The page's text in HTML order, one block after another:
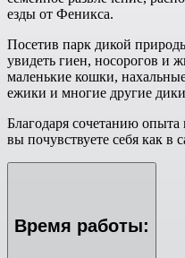
езды от Феникса.
Посетив парк дикой
увидеть гиен, носорогов и
маленькие кошки,
ежики и многие другие
Благодаря сочетанию
вы почувствуете себя как в
Время работы: